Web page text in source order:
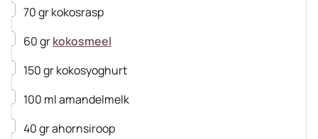
▢
70grkokosrasp
▢
60grkokosmeel
▢
150grkokosyoghurt
▢
100 mlamandelmelk
▢
40grahornsiroop